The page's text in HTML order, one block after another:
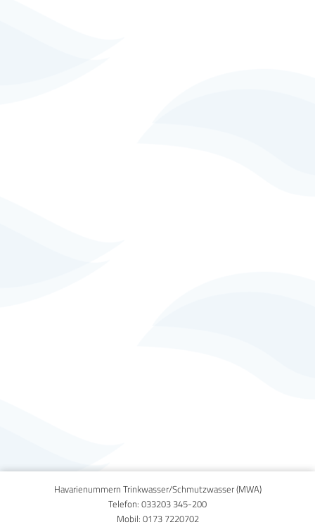
Published on29. April 2014
Havarienummern Trinkwasser/Schmutzwasser (MWA)
Telefon: 033203 345-200
Mobil: 0173 7220702